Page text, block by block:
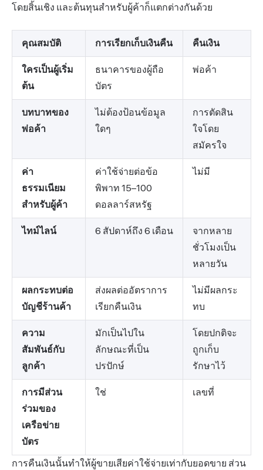
โดยสิ้นเชิง และต้นทุนสำหรับผู้ค้าก็แตกต่างกันด้วย
คุณสมบัติ การเรียกเก็บเงินคืน คืนเงิน
ใครเป็นผู้เริ่ม
ต้น
ธนาคารของผู้ถือ
บัตร
พ่อค้า
บทบาทของ
พ่อค้า
ไม่ต้องป้อนข้อมูล
ใดๆ
การตัดสิน
ใจโดย
สมัครใจ
ค่า
ธรรมเนียม
สำหรับผู้ค้า
ค่าใช้จ่ายต่อข้อ
พิพาท 15–100
ดอลลาร์สหรัฐ
ไม่มี
ไทม์ไลน์ 6 สัปดาห์ถึง 6 เดือน
จากหลาย
ชั่วโมงเป็น
หลายวัน
ผลกระทบต่อ
บัญชีร้านค้า
ส่งผลต่ออัตราการ
เรียกคืนเงิน
ไม่มีผลกระ
ทบ
ความ
สัมพันธ์กับ
ลูกค้า
มักเป็นไปใน
ลักษณะที่เป็น
ปรปักษ์
โดยปกติจะ
ถูกเก็บ
รักษาไว้
การมีส่วน
ร่วมของ
เครือข่าย
บัตร
ใช่ เลขที่
การคืนเงินนั้นทำให้ผู้ขายเสียค่าใช้จ่ายเท่ากับยอดขาย ส่วน